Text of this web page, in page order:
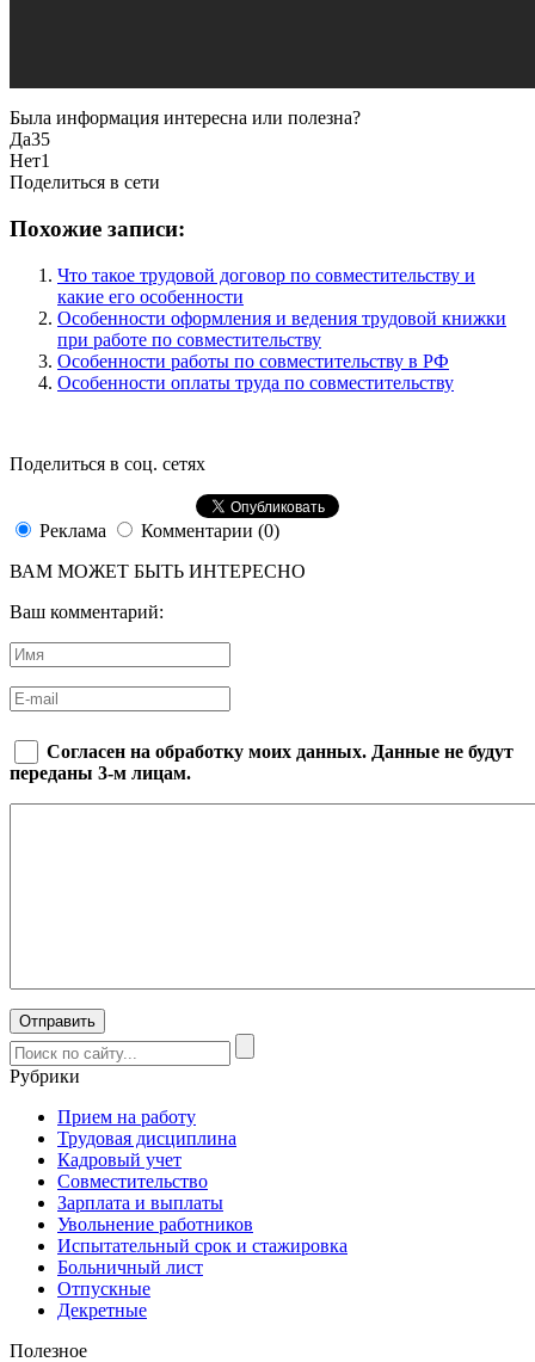
Была информация интересна или полезна?
Да35
Нет1
Поделиться в сети
Похожие записи:
Что такое трудовой договор по совместительству и
какие его особенности
Особенности оформления и ведения трудовой книжки
при работе по совместительству
Особенности работы по совместительству в РФ
Особенности оплаты труда по совместительству
Поделиться в соц. сетях
Реклама
Комментарии (0)
ВАМ МОЖЕТ БЫТЬ ИНТЕРЕСНО
Ваш комментарий:
Согласен на обработку моих данных. Данные не будут
переданы 3-м лицам.
Рубрики
Прием на работу
Трудовая дисциплина
Кадровый учет
Совместительство
Зарплата и выплаты
Увольнение работников
Испытательный срок и стажировка
Больничный лист
Отпускные
Декретные
Полезное